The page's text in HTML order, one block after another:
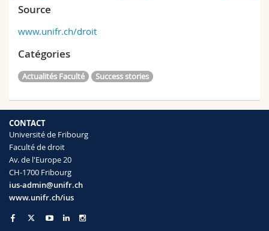
Source
www.unifr.ch/droit
Catégories
Actualités Faculté Success stories
CONTACT
Université de Fribourg
Faculté de droit
Av. de l'Europe 20
CH-1700 Fribourg
ius-admin@unifr.ch
www.unifr.ch/ius